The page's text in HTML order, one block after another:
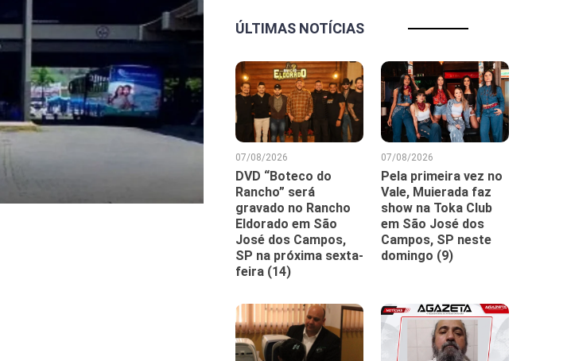
ÚLTIMAS NOTÍCIAS
07/08/2026
DVD “Boteco do
Rancho” será
gravado no Rancho
Eldorado em São
José dos Campos,
SP na próxima sexta-
feira (14)
07/08/2026
Pela primeira vez no
Vale, Muierada faz
show na Toka Club
em São José dos
Campos, SP neste
domingo (9)